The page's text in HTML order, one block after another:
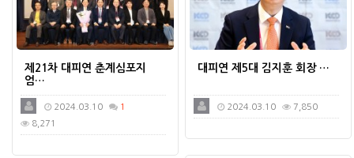
제21차 대피연 춘계심포지
엄…
2024.03.10
1
8,271
대피연 제5대 김지훈 회장 …
2024.03.10 7,850